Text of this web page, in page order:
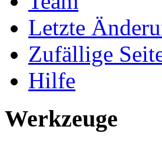
Letzte
Zufällige
Hilfe
Werkzeuge